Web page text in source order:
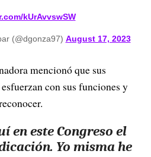
kUrAvvswSW
(@dgonza97) August 17, 2023
mencionó que sus
con sus funciones y
en este Congreso el
Yo misma he